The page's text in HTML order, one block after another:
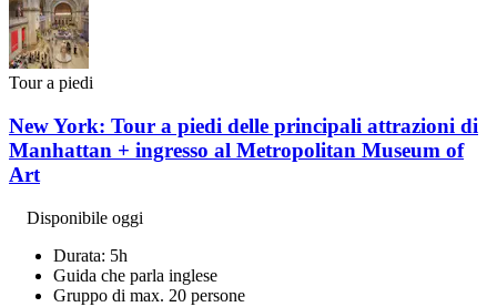
Tour a piedi
New York: Tour a piedi delle principali attrazioni di
Manhattan + ingresso al Metropolitan Museum of
Art
Disponibile oggi
Durata: 5h
Guida che parla inglese
Gruppo di max. 20 persone